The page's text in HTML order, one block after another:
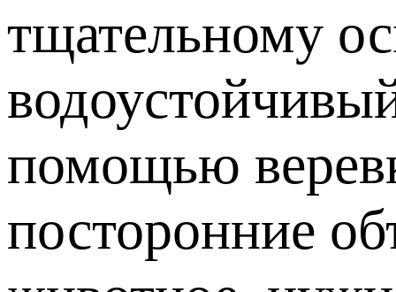
тщательному
помощью
посторонние